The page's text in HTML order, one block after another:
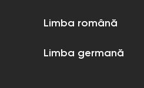
Limba română
Limba germană